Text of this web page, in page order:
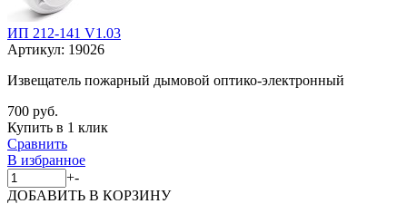
ИП 212-141 V1.03
Артикул: 19026
Извещатель пожарный дымовой оптико-электронный
700 руб.
Купить в 1 клик
Сравнить
В избранное
+-
ДОБАВИТЬ В КОРЗИНУ